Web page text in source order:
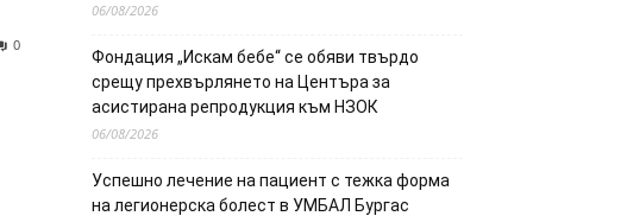
0
06/08/2026
Фондация „Искам бебе“ се обяви твърдо
срещу прехвърлянето на Центъра за
асистирана репродукция към НЗОК
06/08/2026
Успешно лечение на пациент с тежка форма
на легионерска болест в УМБАЛ Бургас